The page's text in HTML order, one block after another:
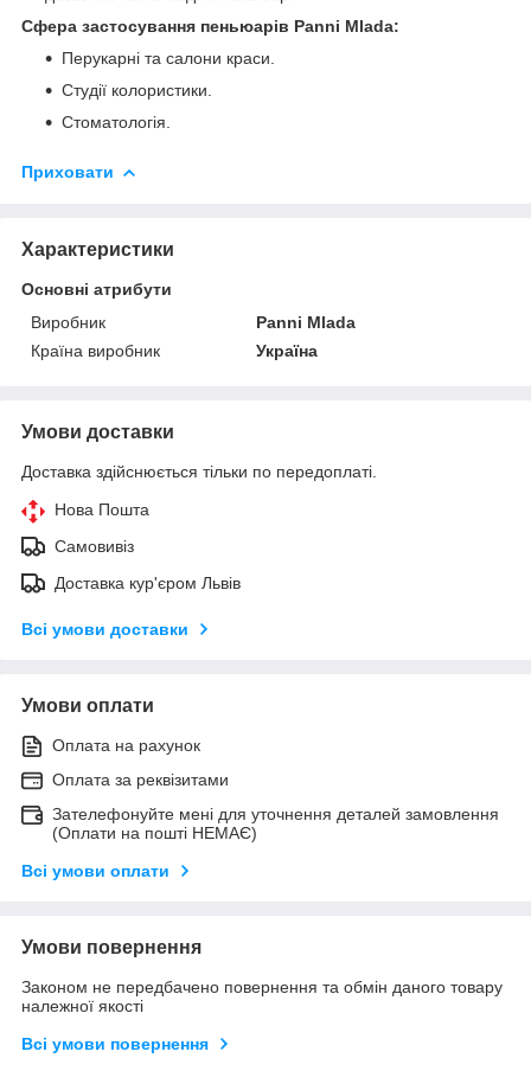
Сфера застосування пеньюарів Panni Mlada:
Перукарні та салони краси.
Студії колористики.
Стоматологія.
Приховати
Характеристики
Основні атрибути
Виробник
Panni Mlada
Країна виробник
Україна
Умови доставки
Доставка здійснюється тільки по передоплаті.
Нова Пошта
Самовивіз
Доставка кур'єром Львів
Всі умови доставки
Умови оплати
Оплата на рахунок
Оплата за реквізитами
Зателефонуйте мені для уточнення деталей замовлення
(Оплати на пошті НЕМАЄ)
Всі умови оплати
Умови повернення
Законом не передбачено повернення та обмін даного товару
належної якості
Всі умови повернення